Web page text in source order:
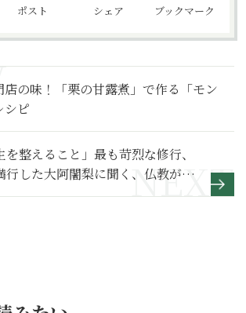
ポスト シェア ブックマーク
店の味！「栗の甘露煮」で作る「モン
シピ
を整えること」最も苛烈な修行、
行した大阿闍梨に聞く、仏教が説